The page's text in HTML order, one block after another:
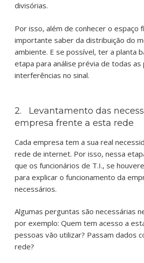
divisórias.
Por isso, além de conhecer o espaço
importante saber da distribuição do
ambiente. E se possível, ter a planta
etapa para análise prévia de todas as
interferências no sinal.
2. Levantamento das
empresa frente a esta rede
Cada empresa tem a sua real
rede de internet. Por isso, nessa
que os funcionários de T.I., se
para explicar o funcionamento da
necessários.
Algumas perguntas são necessárias
por exemplo: Quem tem acesso a
pessoas vão utilizar? Passam dados
rede?